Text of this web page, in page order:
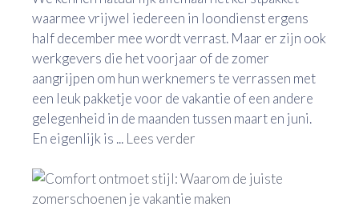
waarmee vrijwel iedereen in loondienst ergens
half december mee wordt verrast. Maar er zijn ook
werkgevers die het voorjaar of de zomer
aangrijpen om hun werknemers te verrassen met
een leuk pakketje voor de vakantie of een andere
gelegenheid in de maanden tussen maart en juni.
En eigenlijk is ... Lees verder